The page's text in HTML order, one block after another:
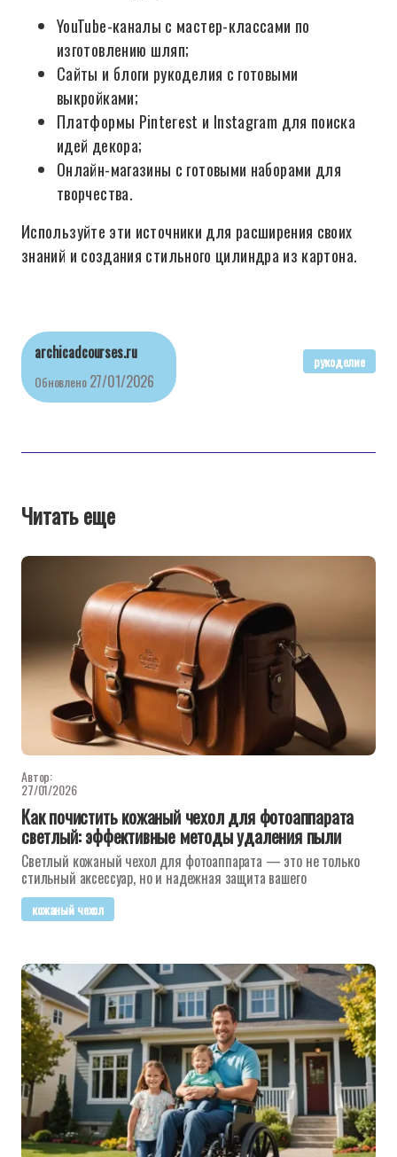
YouTube-каналы с мастер-классами по
изготовлению шляп;
Сайты и блоги рукоделия с готовыми
выкройками;
Платформы Pinterest и Instagram для поиска
идей декора;
Онлайн-магазины с готовыми наборами для
творчества.
Используйте эти источники для расширения своих
знаний и создания стильного цилиндра из картона.
archicadcourses.ru
Обновлено 27/01/2026
рукоделие
Читать еще
Автор:
27/01/2026
Как почистить кожаный чехол для фотоаппарата
светлый: эффективные методы удаления пыли
Светлый кожаный чехол для фотоаппарата — это не только
стильный аксессуар, но и надежная защита вашего
кожаный чехол